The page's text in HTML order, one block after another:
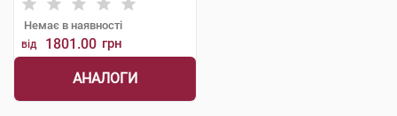
Немає в наявності
від 1801.00 грн
АНАЛОГИ